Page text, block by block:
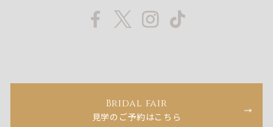
Bridal fair
見学のご予約はこちら